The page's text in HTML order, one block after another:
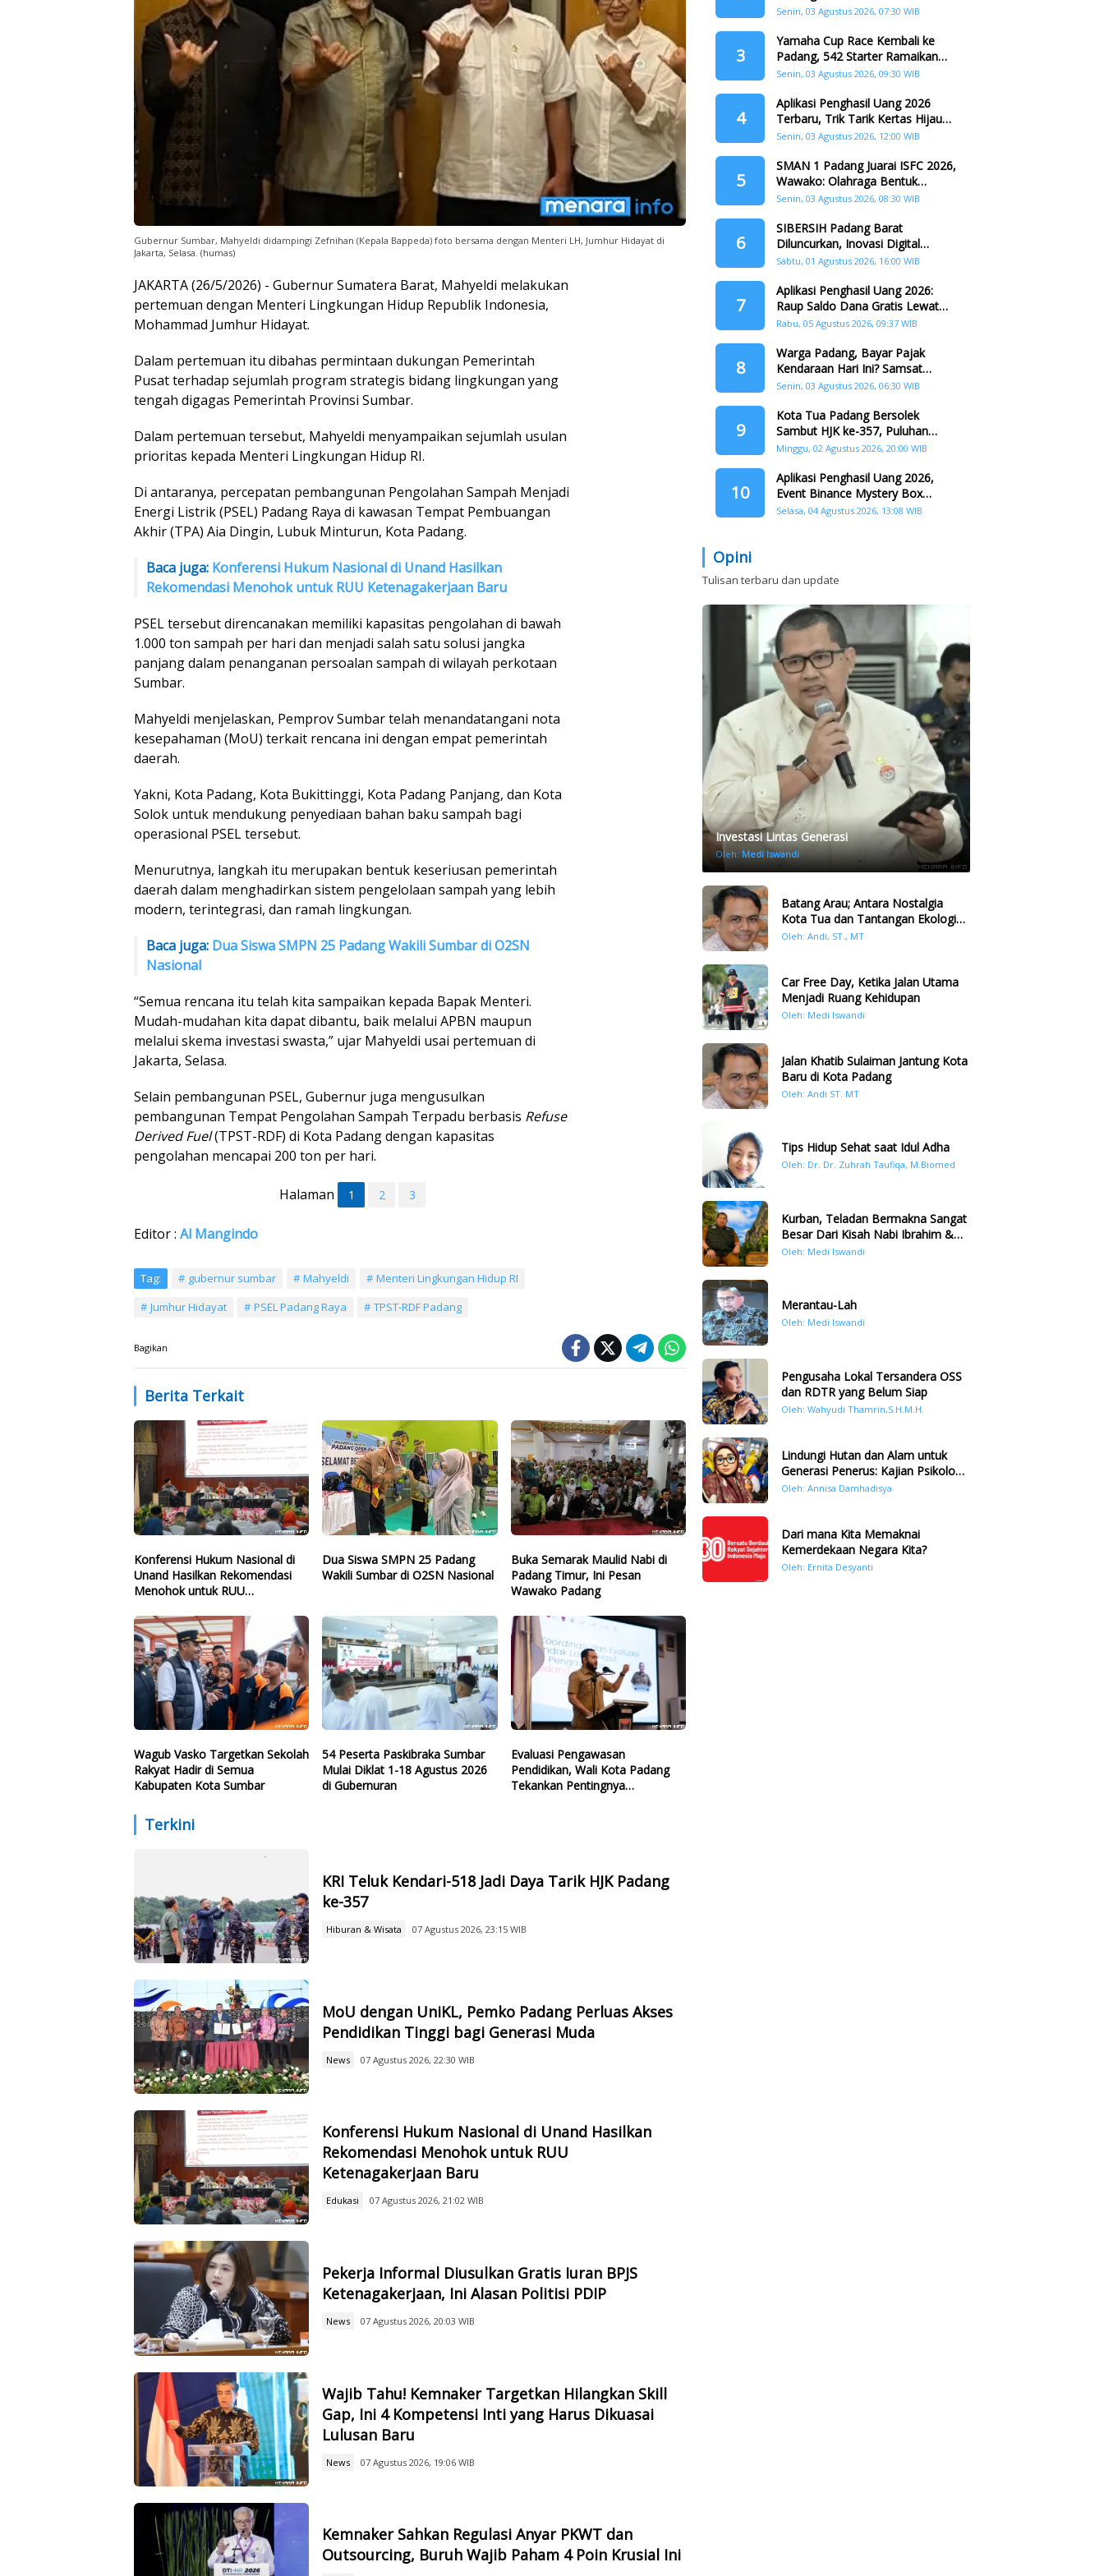
Gubernur Sumbar, Mahyeldi didampingi Zefnihan (Kepala Bappeda) foto bersama dengan Menteri LH, Jumhur Hidayat di
Jakarta, Selasa. (humas)
JAKARTA (26/5/2026) - Gubernur Sumatera Barat, Mahyeldi melakukan
pertemuan dengan Menteri Lingkungan Hidup Republik Indonesia,
Mohammad Jumhur Hidayat.
Dalam pertemuan itu dibahas permintaan dukungan Pemerintah
Pusat terhadap sejumlah program strategis bidang lingkungan yang
tengah digagas Pemerintah Provinsi Sumbar.
Dalam pertemuan tersebut, Mahyeldi menyampaikan sejumlah usulan
prioritas kepada Menteri Lingkungan Hidup RI.
Di antaranya, percepatan pembangunan Pengolahan Sampah Menjadi
Energi Listrik (PSEL) Padang Raya di kawasan Tempat Pembuangan
Akhir (TPA) Aia Dingin, Lubuk Minturun, Kota Padang.
Baca juga: Konferensi Hukum Nasional di Unand Hasilkan
Rekomendasi Menohok untuk RUU Ketenagakerjaan Baru
PSEL tersebut direncanakan memiliki kapasitas pengolahan di bawah
1.000 ton sampah per hari dan menjadi salah satu solusi jangka
panjang dalam penanganan persoalan sampah di wilayah perkotaan
Sumbar.
Mahyeldi menjelaskan, Pemprov Sumbar telah menandatangani nota
kesepahaman (MoU) terkait rencana ini dengan empat pemerintah
daerah.
Yakni, Kota Padang, Kota Bukittinggi, Kota Padang Panjang, dan Kota
Solok untuk mendukung penyediaan bahan baku sampah bagi
operasional PSEL tersebut.
Menurutnya, langkah itu merupakan bentuk keseriusan pemerintah
daerah dalam menghadirkan sistem pengelolaan sampah yang lebih
modern, terintegrasi, dan ramah lingkungan.
Baca juga: Dua Siswa SMPN 25 Padang Wakili Sumbar di O2SN
Nasional
“Semua rencana itu telah kita sampaikan kepada Bapak Menteri.
Mudah-mudahan kita dapat dibantu, baik melalui APBN maupun
melalui skema investasi swasta,” ujar Mahyeldi usai pertemuan di
Jakarta, Selasa.
Selain pembangunan PSEL, Gubernur juga mengusulkan
pembangunan Tempat Pengolahan Sampah Terpadu berbasis Refuse
Derived Fuel(TPST-RDF) di Kota Padang dengan kapasitas
pengolahan mencapai 200 ton per hari.
Halaman 1 2 3
Editor : Al Mangindo
Tag: gubernur sumbar Mahyeldi
Menteri Lingkungan Hidup RI
Jumhur Hidayat
PSEL Padang Raya TPST-RDF Padang
Bagikan
Berita Terkait
Konferensi Hukum Nasional di
Unand Hasilkan Rekomendasi
Menohok untuk RUU
Dua Siswa SMPN 25 Padang
Wakili Sumbar di O2SN Nasional
Buka Semarak Maulid Nabi di
Padang Timur, Ini Pesan
Wawako Padang
Wagub Vasko Targetkan Sekolah
Rakyat Hadir di Semua
Kabupaten Kota Sumbar
54 Peserta Paskibraka Sumbar
Mulai Diklat 1-18 Agustus 2026
di Gubernuran
Evaluasi Pengawasan
Pendidikan, Wali Kota Padang
Tekankan Pentingnya
Terkini
KRI Teluk Kendari-518 Jadi Daya Tarik HJK Padang
ke-357
Hiburan & Wisata 07 Agustus 2026, 23:15 WIB
MoU dengan UniKL, Pemko Padang Perluas Akses
Pendidikan Tinggi bagi Generasi Muda
News 07 Agustus 2026, 22:30 WIB
Konferensi Hukum Nasional di Unand Hasilkan
Rekomendasi Menohok untuk RUU
Ketenagakerjaan Baru
Edukasi 07 Agustus 2026, 21:02 WIB
Pekerja Informal Diusulkan Gratis Iuran BPJS
Ketenagakerjaan, Ini Alasan Politisi PDIP
News 07 Agustus 2026, 20:03 WIB
Wajib Tahu! Kemnaker Targetkan Hilangkan Skill
Gap, Ini 4 Kompetensi Inti yang Harus Dikuasai
Lulusan Baru
News 07 Agustus 2026, 19:06 WIB
Kemnaker Sahkan Regulasi Anyar PKWT dan
Outsourcing, Buruh Wajib Paham 4 Poin Krusial Ini
Padang
Senin, 03 Agustus 2026, 07:30 WIB
3
Yamaha Cup Race Kembali ke
Padang, 542 Starter Ramaikan
Seri II HJK ke-357
Senin, 03 Agustus 2026, 09:30 WIB
4
Aplikasi Penghasil Uang 2026
Terbaru, Trik Tarik Kertas Hijau
Crazy Food Tanpa Penggandaan
Senin, 03 Agustus 2026, 12:00 WIB
5
SMAN 1 Padang Juarai ISFC 2026,
Wawako: Olahraga Bentuk
Karakter Generasi Muda
Senin, 03 Agustus 2026, 08:30 WIB
6
SIBERSIH Padang Barat
Diluncurkan, Inovasi Digital
Perkuat Kolaborasi Warga dan
Sabtu, 01 Agustus 2026, 16:00 WIB
7
Aplikasi Penghasil Uang 2026:
Raup Saldo Dana Gratis Lewat
Nonton Drama, Ini Caranya!
Rabu, 05 Agustus 2026, 09:37 WIB
8
Warga Padang, Bayar Pajak
Kendaraan Hari Ini? Samsat
Keliling Hadir di Padang Barat dan
Senin, 03 Agustus 2026, 06:30 WIB
9
Kota Tua Padang Bersolek
Sambut HJK ke-357, Puluhan
Agenda Nasional dan
Minggu, 02 Agustus 2026, 20:00 WIB
10
Aplikasi Penghasil Uang 2026,
Event Binance Mystery Box
Dapat Saldo Dana
Selasa, 04 Agustus 2026, 13:08 WIB
Opini
Tulisan terbaru dan update
Investasi Lintas Generasi
Oleh: Medi Iswandi
Batang Arau; Antara Nostalgia
Kota Tua dan Tantangan Ekologi
Kawasan
Oleh: Andi, ST., MT
Car Free Day, Ketika Jalan Utama
Menjadi Ruang Kehidupan
Oleh: Medi Iswandi
Jalan Khatib Sulaiman Jantung Kota
Baru di Kota Padang
Oleh: Andi ST. MT
Tips Hidup Sehat saat Idul Adha
Oleh: Dr. Dr. Zuhrah Taufiqa, M.Biomed
Kurban, Teladan Bermakna Sangat
Besar Dari Kisah Nabi Ibrahim &
Nabi Ismail
Oleh: Medi Iswandi
Merantau-Lah
Oleh: Medi Iswandi
Pengusaha Lokal Tersandera OSS
dan RDTR yang Belum Siap
Oleh: Wahyudi Thamrin,S.H.M.H.
Lindungi Hutan dan Alam untuk
Generasi Penerus: Kajian Psikologi
Bencana Hidrometeorologi di
Oleh: Annisa Damhadisya
Dari mana Kita Memaknai
Kemerdekaan Negara Kita?
Oleh: Ernita Desyanti